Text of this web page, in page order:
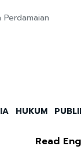
Perdamaian
HUKUM
Read